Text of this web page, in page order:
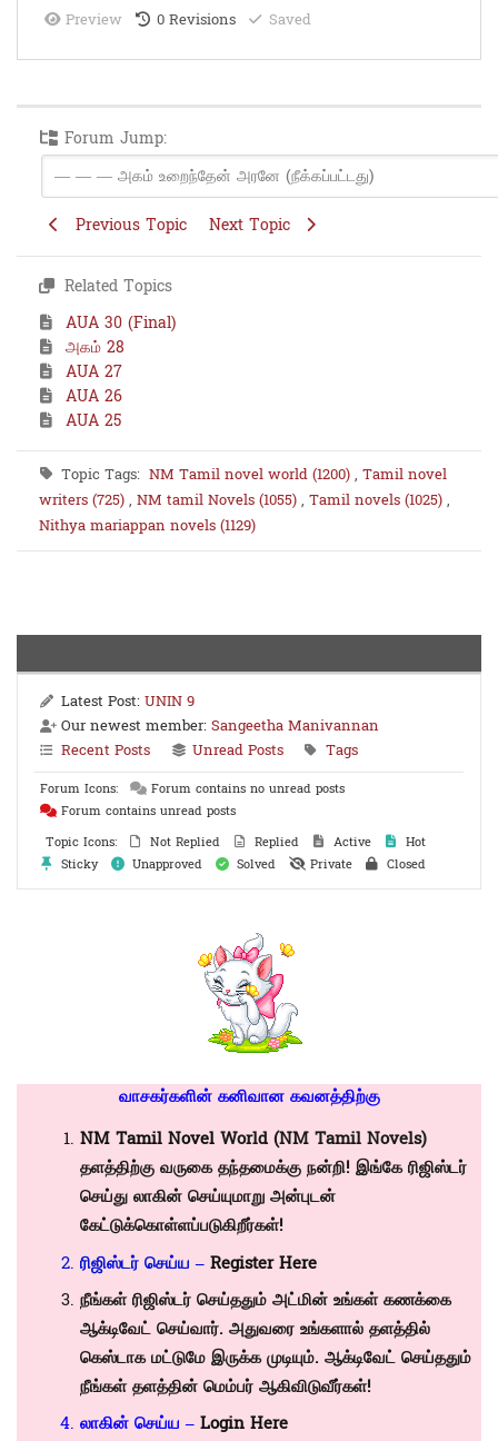
Preview 0Revisions Saved
Forum Jump:
Previous Topic Next Topic
Related Topics
AUA 30 (Final)
அகம் 28
AUA 27
AUA 26
AUA 25
Topic Tags: NM Tamil novel world (1200), Tamil novel
writers (725), NM tamil Novels (1055), Tamil novels (1025),
Nithya mariappan novels (1129)
Latest Post:UNIN 9
Our newest member:Sangeetha Manivannan
Recent Posts
Unread Posts Tags
Forum Icons:
Forum contains no unread posts
Forum contains unread posts
Topic Icons:
Not Replied Replied Active
Hot
Sticky
Unapproved Solved Private Closed
வாசகர்களின் கனிவான கவனத்திற்கு
NM Tamil NovelWorld (NM Tamil Novels)
தளத்திற்கு வருகை தந்தமைக்கு நன்றி! இங்கே ரிஜிஸ்டர்
செய்து லாகின் செய்யுமாறு அன்புடன்
கேட்டுக்கொள்ளப்படுகிறீர்கள்!
ரிஜிஸ்டர் செய்ய –Register Here
நீங்கள் ரிஜிஸ்டர் செய்ததும் அட்மின் உங்கள் கணக்கை
ஆக்டிவேட் செய்வார். அதுவரை உங்களால் தளத்தில்
கெஸ்டாக மட்டுமே இருக்க முடியும். ஆக்டிவேட் செய்ததும்
நீங்கள் தளத்தின் மெம்பர் ஆகிவிடுவீர்கள்!
லாகின் செய்ய –Login Here